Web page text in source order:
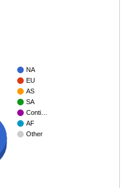
NA
EU
AS
SA
Conti…
AF
Other